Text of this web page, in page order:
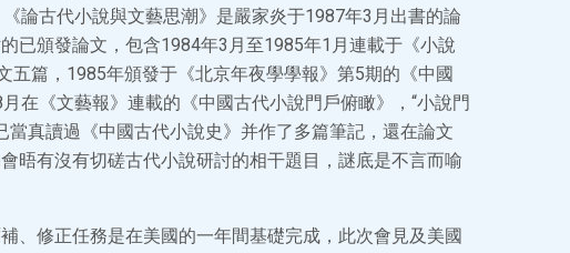
論古代小說與文藝思潮》是嚴家炎于1987年3月出書的論
已頒發論文，包含1984年3月至1985年1月連載于《小說
五篇，1985年頒發于《北京年夜學學報》第5期的《中國
在《文藝報》連載的《中國古代小說門戶俯瞰》，“小說門
當真讀過《中國古代小說史》并作了多篇筆記，還在論文
晤有沒有切磋古代小說研討的相干題目，謎底是不言而喻
、修正任務是在美國的一年間基礎完成，此次會見及美國